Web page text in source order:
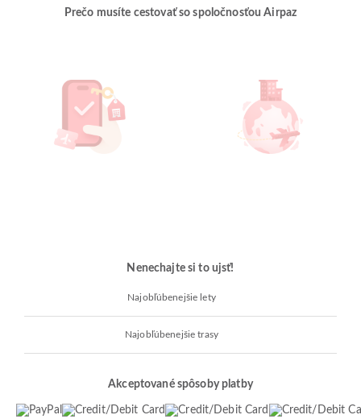
Prečo musíte cestovať so spoločnosťou Airpaz
Nenechajte si to ujsť!
Najobľúbenejšie lety
Najobľúbenejšie trasy
Akceptované spôsoby platby